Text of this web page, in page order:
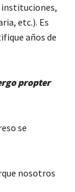
etc.). Es
años de
propter
se
nosotros